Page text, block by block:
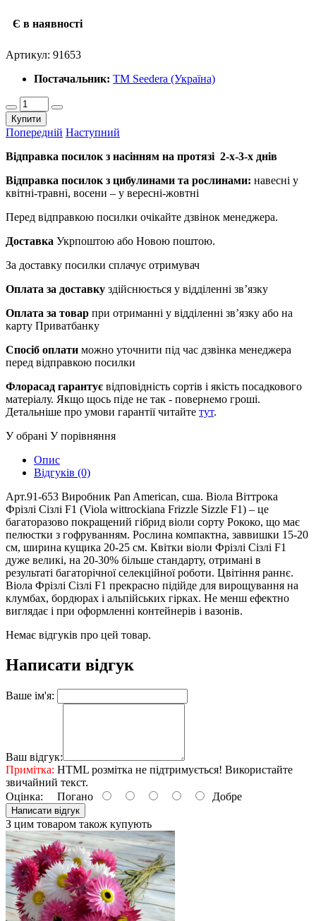
Є в наявності
Артикул: 91653
Постачальник: ТМ Seedera (Україна)
Купити
Попередній Наступний
Відправка посилок з насінням на протязі 2-х-3-х днів
Відправка посилок з цибулинами та рослинами: навесні у
квітні-травні, восени – у вересні-жовтні
Перед відправкою посилки очікайте дзвінок менеджера.
Доставка Укрпоштою або Новою поштою.
За доставку посилки сплачує отримувач
Оплата за доставку здійснюється у відділенні зв’язку
Оплата за товар при отриманні у відділенні зв’язку або на
карту Приватбанку
Спосіб оплати можно уточнити під час дзвінка менеджера
перед відправкою посилки
Флорасад гарантує відповідність сортів і якість посадкового
матеріалу. Якщо щось піде не так - повернемо гроші.
Детальніше про умови гарантії читайте тут.
У обрані У порівняння
Опис
Відгуків (0)
Арт.91-653 Виробник Pan American, сша. Віола Віттрока
Фрізлі Сізлі F1 (Viola wittrockiana Frizzle Sizzle F1) – це
багаторазово покращений гібрид віоли сорту Рококо, що має
пелюстки з гофруванням. Рослина компактна, заввишки 15-20
см, ширина кущика 20-25 см. Квітки віоли Фрізлі Сізлі F1
дуже великі, на 20-30% більше стандарту, отримані в
результаті багаторічної селекційної роботи. Цвітіння раннє.
Віола Фрізлі Сізлі F1 прекрасно підійде для вирощування на
клумбах, бордюрах і альпійських гірках. Не менш ефектно
виглядає і при оформленні контейнерів і вазонів.
Немає відгуків про цей товар.
Написати відгук
Ваше ім'я:
Ваш відгук:
Примітка: HTML розмітка не підтримується! Використайте
звичайний текст.
Оцінка: Погано Добре
Написати відгук
З цим товаром також купують